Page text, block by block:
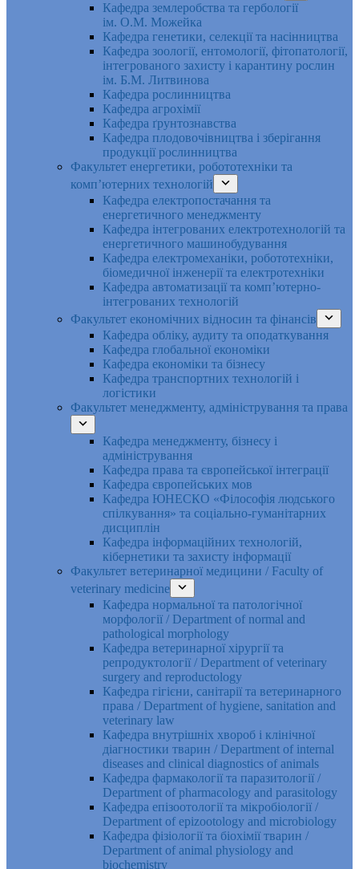
Кафедра землеробства та гербології
ім. О.М. Можейка
Кафедра генетики, селекції та насінництва
Кафедра зоології, ентомології, фітопатології,
інтегрованого захисту і карантину рослин
ім. Б.М. Литвинова
Кафедра рослинництва
Кафедра агрохімії
Кафедра ґрунтознавства
Кафедра плодовочівництва і зберігання
продукції рослинництва
Факультет енергетики, робототехніки та
комп’ютерних технологій
Кафедра електропостачання та
енергетичного менеджменту
Кафедра інтегрованих електротехнологій та
енергетичного машинобудування
Кафедра електромеханіки, робототехніки,
біомедичної інженерії та електротехніки
Кафедра автоматизації та комп’ютерно-
інтегрованих технологій
Факультет економічних відносин та фінансів
Кафедра обліку, аудиту та оподаткування
Кафедра глобальної економіки
Кафедра економіки та бізнесу
Кафедра транспортних технологій і
логістики
Факультет менеджменту, адміністрування та права
Кафедра менеджменту, бізнесу і
адміністрування
Кафедра права та європейської інтеграції
Кафедра європейських мов
Кафедра ЮНЕСКО «Філософія людського
спілкування» та соціально-гуманітарних
дисциплін
Кафедра інформаційних технологій,
кібернетики та захисту інформації
Факультет ветеринарної медицини / Faculty of
veterinary medicine
Кафедра нормальної та патологічної
морфології / Department of normal and
pathological morphology
Кафедра ветеринарної хірургії та
репродуктології / Department of veterinary
surgery and reproductology
Кафедра гігієни, санітарії та ветеринарного
права / Department of hygiene, sanitation and
veterinary law
Кафедра внутрішніх хвороб і клінічної
діагностики тварин / Department of internal
diseases and clinical diagnostics of animals
Кафедра фармакології та паразитології /
Department of pharmacology and parasitology
Кафедра епізоотології та мікробіології /
Department of epizootology and microbiology
Кафедра фізіології та біохімії тварин /
Department of animal physiology and
biochemistry